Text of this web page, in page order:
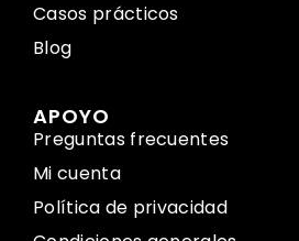
Casos prácticos
Blog
APOYO
Preguntas frecuentes
Mi cuenta
Política de privacidad